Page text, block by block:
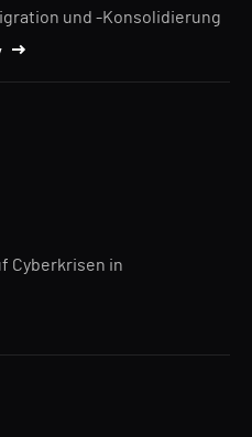
und -Konsolidierung
Cyberkrisen in